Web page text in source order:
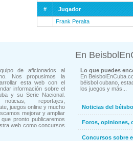
#
Jugador
Frank Peralta
de aficionados al
Nos propusimos la
esta web con el
información sobre el
y su Serie Nacional.
reportajes,
juegos online y mucho
mejorar y ampliar
pronto publicaremos
web como concursos
En
Lo que puedes
En
béisbol cubano,
los juegos y más...
Noticias del
Foros, opiniones,
Concursos sobre